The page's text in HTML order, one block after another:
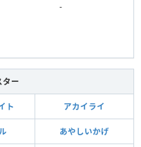
-
ター
ト アカイライ
あやしいかげ